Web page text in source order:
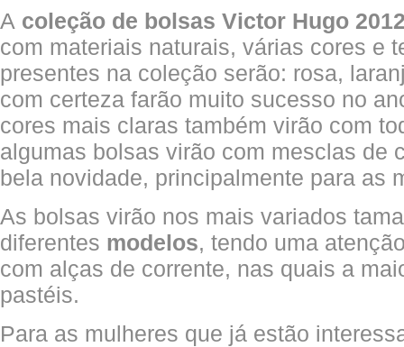
A coleção de bolsas Victor Hugo
com materiais naturais, várias cores e
presentes na coleção serão: rosa,
com certeza farão muito sucesso no
cores mais claras também virão com
algumas bolsas virão com mesclas de
bela novidade, principalmente para as
As bolsas virão nos mais variados
diferentes modelos, tendo uma
com alças de corrente, nas quais a
pastéis.
Para as mulheres que já estão